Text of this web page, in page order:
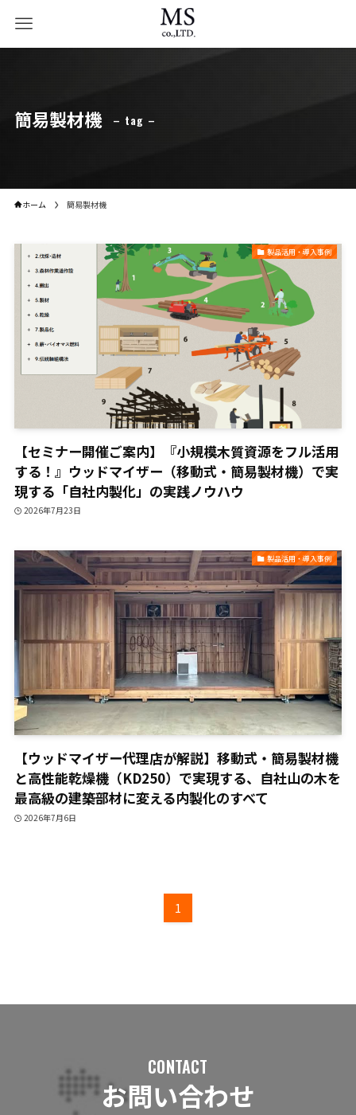
簡易製材機 – tag –
ホーム 簡易製材機
製品活用・導入事例
【セミナー開催ご案内】『小規模木質資源をフル活用
する！』ウッドマイザー（移動式・簡易製材機）で実
現する「自社内製化」の実践ノウハウ
2026年7月23日
製品活用・導入事例
【ウッドマイザー代理店が解説】移動式・簡易製材機
と高性能乾燥機（KD250）で実現する、自社山の木を
最高級の建築部材に変える内製化のすべて
2026年7月6日
1
CONTACT
お問い合わせ